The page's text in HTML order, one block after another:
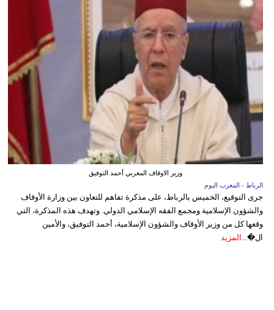
وزير الاوقاف المغربي أحمد التوفيق
الرباط - المغرب اليوم
جرى التوقيع، الخميس بالرباط، على مذكرة تفاهم للتعاون بين وزارة الأوقاف
والشؤون الإسلامية ومجمع الفقه الإسلامي الدولي. وتهدف هذه المذكرة، التي
وقعها كل من وزير الأوقاف والشؤون الإسلامية، أحمد التوفيق، والأمين
ال�... المزيد